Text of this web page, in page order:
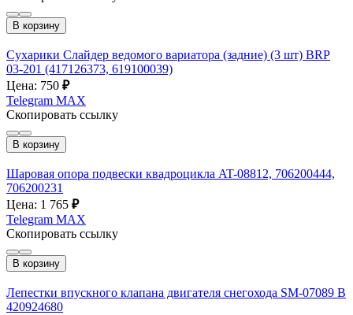
В корзину
Сухарики Слайдер ведомого вариатора (задние) (3 шт) BRP
03-201 (417126373, 619100039)
Цена: 750 ₽
Telegram MAX
Скопировать ссылку
В корзину
Шаровая опора подвески квадроцикла AT-08812, 706200444,
706200231
Цена: 1 765 ₽
Telegram MAX
Скопировать ссылку
В корзину
Лепестки впускного клапана двигателя снегохода SM-07089 B
420924680